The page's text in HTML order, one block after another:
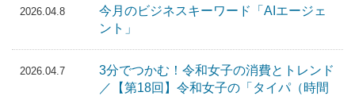
2026.04.8
今月のビジネスキーワード「AIエージェ
ント」
2026.04.7
3分でつかむ！令和女子の消費とトレンド
／【第18回】令和女子の「タイパ（時間